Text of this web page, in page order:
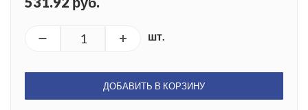
шт.
ДОБАВИТЬ В КОРЗИНУ